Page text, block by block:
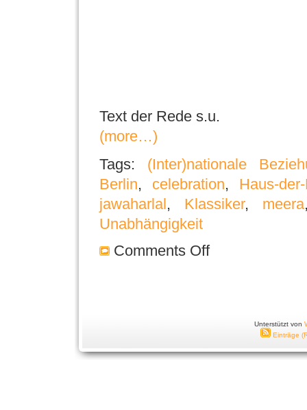
Text der Rede s.u.
(more…)
Tags: (Inter)nationale
Berlin, celebration, Haus-
jawaharlal, Klassiker, meera
Unabhängigkeit
Comments Off
Unterstützt von
Einträge